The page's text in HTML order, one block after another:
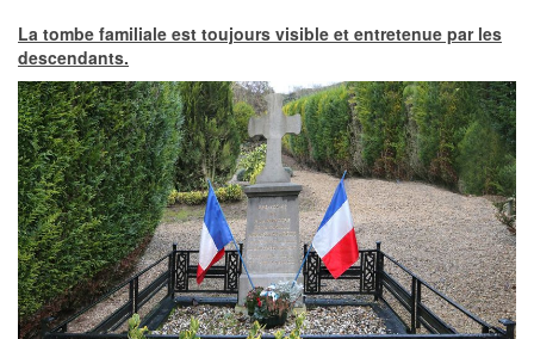
La tombe familiale est toujours visible et entretenue par les
descendants.